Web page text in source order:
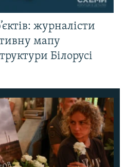
журналісти
мапу
Білорусі